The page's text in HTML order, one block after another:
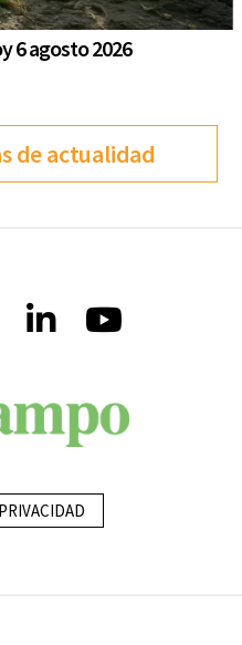
6 agosto 2026
de actualidad